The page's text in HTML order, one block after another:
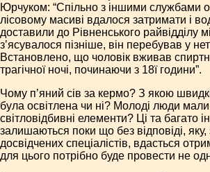
Юрчуком: “Спільно з іншими службами о
лісовому масиві вдалося затримати і
доставили до Рівненського райвідділу
з’ясувалося пізніше, він перебував у
Встановлено, що чоловік вживав
трагічної ночі, починаючи з 18­ї години”.
Чому п’яний сів за кермо? З якою
була освітлена чи ні? Молоді люди мали
світловідбивні елементи? Ці та багато
залишаються поки що без відповіді,
досвідчених спеціалістів, вдасться
для цього потрібно буде провести не